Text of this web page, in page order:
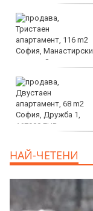
НАЙ-ЧЕТЕНИ